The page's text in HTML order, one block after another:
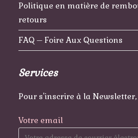
Politique en matière de
retours
FAQ – Foire Aux Questions
Services
Pour s'inscrire à la
Votre email